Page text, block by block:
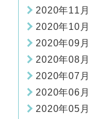
2020年11月
2020年10月
2020年09月
2020年08月
2020年07月
2020年06月
2020年05月